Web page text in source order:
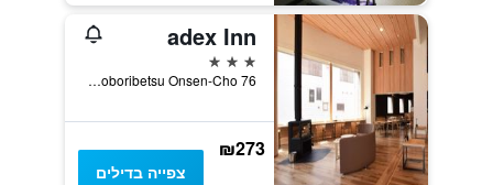
adex Inn
3 כוכבים
76 Noboribetsu Onsen-Cho, נובוריבטסו, יפן
₪273
צפייה בדילים